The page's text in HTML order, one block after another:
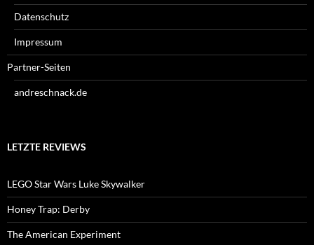
Datenschutz
Impressum
Partner-Seiten
andreschnack.de
LETZTE REVIEWS
LEGO Star Wars Luke Skywalker
Honey Trap: Derby
The American Experiment